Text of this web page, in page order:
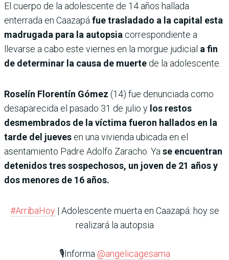
El cuerpo de la adolescente de 14 años hallada
enterrada en Caazapá fue trasladado a la capital esta
madrugada para la autopsia correspondiente a
llevarse a cabo este viernes en la morgue judicial a fin
de determinar la causa de muerte de la adolescente.
Roselín Florentín Gómez (14) fue denunciada como
desaparecida el pasado 31 de julio y los restos
desmembrados de la víctima fueron hallados en la
tarde del jueves en una vivienda ubicada en el
asentamiento Padre Adolfo Zaracho. Ya se encuentran
detenidos tres sospechosos, un joven de 21 años y
dos menores de 16 años.
#ArribaHoy| Adolescente muerta en Caazapá: hoy se
realizará la autopsia
🎙️Informa @angelicagesama